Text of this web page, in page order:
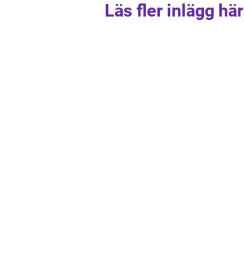
Läs fler inlägg här